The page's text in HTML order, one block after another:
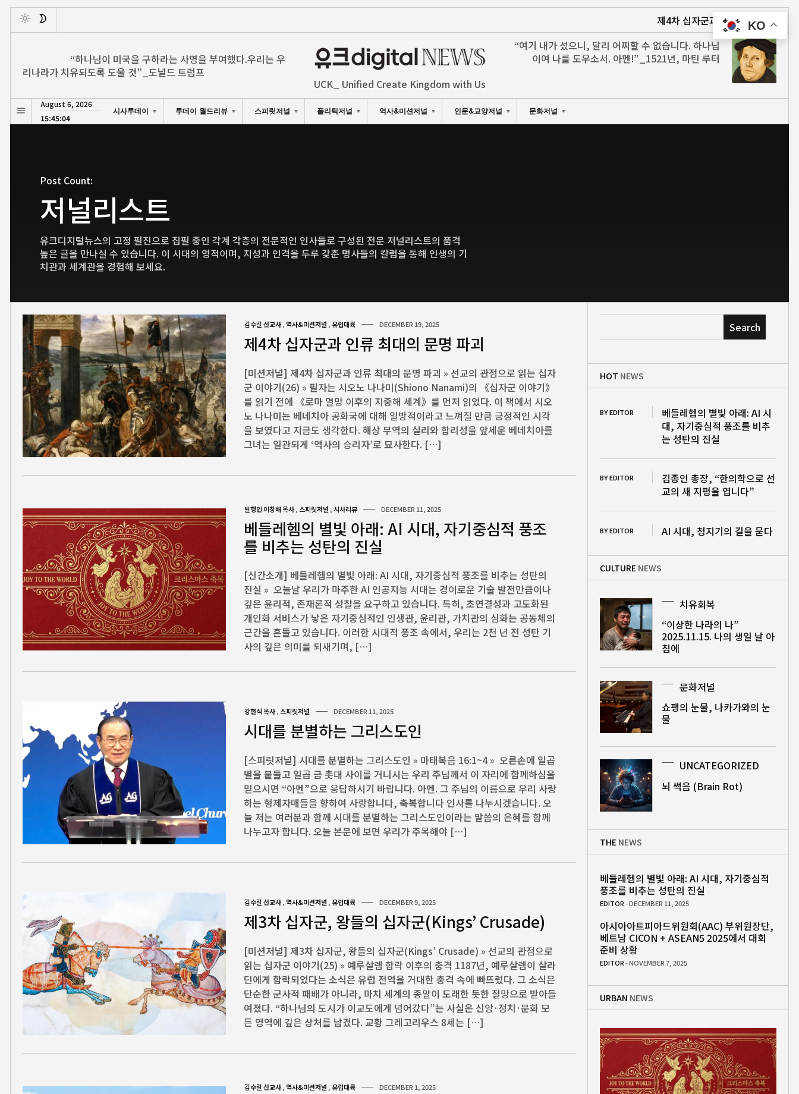
Toggle
제4차 십자군과 인류 최대의 문명 파괴
“하나님이 미국을 구하라는 사명을 부여했다.우리는 우
리나라가 치유되도록 도울 것”_도널드 트럼프
UCK_ Unified Create Kingdom with Us
“여기 내가 섰으니, 달리 어찌할 수 없습니다. 하나님
이여 나를 도우소서. 아멘!”_1521년, 마틴 루터
August 6, 2026
15:45:05
시사투데이 투데이 월드리뷰 스피릿저널 폴리틱저널 역사&미션저널 인문&교양저널 문화저널
Post Count:
저널리스트
유크디지털뉴스의 고정 필진으로 집필 중인 각계 각층의 전문적인 인사들로 구성된 전문 저널리스트의 품격
높은 글을 만나실 수 있습니다. 이 시대의 영적이며, 지성과 인격을 두루 갖춘 명사들의 칼럼을 통해 인생의 기
치관과 세계관을 경험해 보세요.
김수길 선교사 ,역사&미션저널 ,유럽대륙 DECEMBER 19, 2025
제4차 십자군과 인류 최대의 문명 파괴
[미션저널] 제4차 십자군과 인류 최대의 문명 파괴 » 선교의 관점으로 읽는 십자
군 이야기(26) » 필자는 시오노 나나미(Shiono Nanami)의 《십자군 이야기》
를 읽기 전에 《로마 멸망 이후의 지중해 세계》를 먼저 읽었다. 이 책에서 시오
노 나나미는 베네치아 공화국에 대해 일방적이라고 느껴질 만큼 긍정적인 시각
을 보였다고 지금도 생각한다. 해상 무역의 실리와 합리성을 앞세운 베네치아를
그녀는 일관되게 ‘역사의 승리자’로 묘사한다. […]
발행인 이창배 목사 스피릿저널 ,시사리뷰 DECEMBER 11, 2025
베들레헴의 별빛 아래: AI 시대, 자기중심적 풍조
를 비추는 성탄의 진실
[신간소개] 베들레헴의 별빛 아래: AI 시대, 자기중심적 풍조를 비추는 성탄의
진실 » 오늘날 우리가 마주한 AI 인공지능 시대는 경이로운 기술 발전만큼이나
깊은 윤리적, 존재론적 성찰을 요구하고 있습니다. 특히, 초연결성과 고도화된
개인화 서비스가 낳은 자기중심적인 인생관, 윤리관, 가치관의 심화는 공동체의
근간을 흔들고 있습니다. 이러한 시대적 풍조 속에서, 우리는 2천 년 전 성탄 기
사의 깊은 의미를 되새기며, […]
강헌식 목사,스피릿저널 DECEMBER 11, 2025
시대를 분별하는 그리스도인
[스피릿저널] 시대를 분별하는 그리스도인 » 마태복음 16:1~4 » 오른손에 일곱
별을 붙들고 일곱 금 촛대 사이를 거니시는 우리 주님께서 이 자리에 함께하심을
믿으시면 “아멘”으로 응답하시기 바랍니다. 아멘. 그 주님의 이름으로 우리 사랑
하는 형제자매들을 향하여 사랑합니다, 축복합니다 인사를 나누시겠습니다. 오
늘 저는 여러분과 함께 시대를 분별하는 그리스도인이라는 말씀의 은혜를 함께
나누고자 합니다. 오늘 본문에 보면 우리가 주목해야 […]
김수길 선교사 ,역사&미션저널 ,유럽대륙 DECEMBER 9, 2025
제3차 십자군, 왕들의 십자군(Kings’ Crusade)
[미션저널] 제3차 십자군, 왕들의 십자군(Kings’ Crusade) » 선교의 관점으로
읽는 십자군 이야기(25) » 예루살렘 함락 이후의 충격 1187년, 예루살렘이 살라
딘에게 함락되었다는 소식은 유럽 전역을 거대한 충격 속에 빠뜨렸다. 그 소식은
단순한 군사적 패배가 아니라, 마치 세계의 종말이 도래한 듯한 절망으로 받아들
여졌다. “하나님의 도시가 이교도에게 넘어갔다”는 사실은 신앙·정치·문화 모
든 영역에 깊은 상처를 남겼다. 교황 그레고리우스 8세는 […]
김수길 선교사 ,역사&미션저널 ,유럽대륙 DECEMBER 1, 2025
Search
HOT NEWS
BY EDITOR
베들레헴의 별빛 아래: AI 시
대, 자기중심적 풍조를 비추
는 성탄의 진실
BY EDITOR
김종인 총장, “한의학으로 선
교의 새 지평을 엽니다”
BY EDITOR AI 시대, 청지기의 길을 묻다
CULTURE NEWS
치유회복
“이상한 나라의 나”
2025.11.15. 나의 생일 날 아
침에
문화저널
쇼팽의 눈물, 나카가와의 눈
물
UNCATEGORIZED
뇌 썩음 (Brain Rot)
THE NEWS
베들레헴의 별빛 아래: AI 시대, 자기중심적
풍조를 비추는 성탄의 진실
EDITOR- DECEMBER 11, 2025
아시아아트피아드위원회(AAC) 부위원장단,
베트남 CICON + ASEAN5 2025에서 대회
준비 상황
EDITOR- NOVEMBER 7, 2025
URBAN NEWS
KO